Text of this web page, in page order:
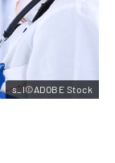
s_I©ADOBE Stock